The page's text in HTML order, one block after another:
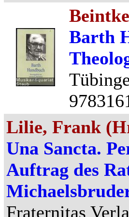
Barth
Lilie, Frank
Una Sancta.
Auftrag des
Fraternitas